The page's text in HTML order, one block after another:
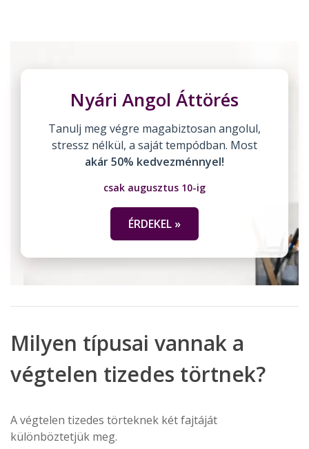
Nyári Angol Áttörés
Tanulj meg végre magabiztosan angolul,
stressz nélkül, a saját tempódban. Most
akár 50% kedvezménnyel!
csak augusztus 10-ig
ÉRDEKEL »
Milyen típusai vannak a
végtelen tizedes törtnek?
A végtelen tizedes törteknek két fajtáját
különböztetjük meg.